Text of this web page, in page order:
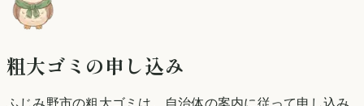
粗大ゴミの申し込み
ふじみ野市の粗大ゴミは、自治体の案内に従って申し込み